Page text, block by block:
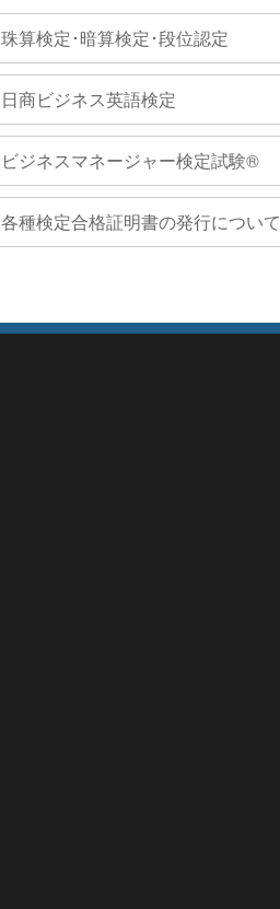
珠算検定･暗算検定･段位認定
日商ビジネス英語検定
ビジネスマネージャー検定試験®
各種検定合格証明書の発行について